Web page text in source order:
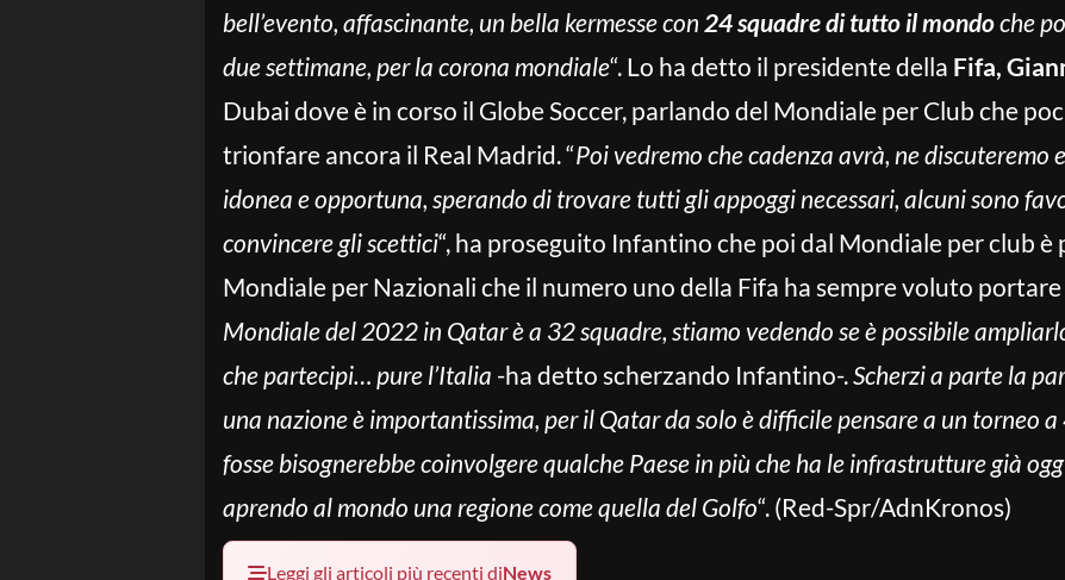
bell’evento, affascinante, un bella kermesse con 24 squadre di tutto il mondoche
due settimane, per la corona mondiale“. Lo ha detto il presidente della Fifa,
Dubai dove è in corso il Globe Soccer, parlando del Mondiale per Club che
trionfare ancora il Real Madrid. “Poi vedremo che cadenza avrà, ne discuteremo
idonea e opportuna, sperando di trovare tutti gli appoggi necessari, alcuni sono
convincere gli scettici“, ha proseguito Infantino che poi dal Mondiale per club è
Mondiale per Nazionali che il numero uno della Fifa ha sempre voluto
Mondiale del 2022 in Qatar è a 32 squadre, stiamo vedendo se è possibile
che partecipi… pure l’Italia -ha detto scherzando Infantino-.Scherzi a parte la
una nazione è importantissima, per il Qatar da solo è difficile pensare a un torneo a
fosse bisognerebbe coinvolgere qualche Paese in più che ha le infrastrutture già
aprendo al mondo una regione come quella del Golfo“. (Red-Spr/AdnKronos)
Leggi gli articoli più recenti diNews